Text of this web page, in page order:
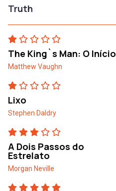
Truth
The King`s Man: O Início
Matthew Vaughn
Lixo
Stephen Daldry
A Dois Passos do
Estrelato
Morgan Neville